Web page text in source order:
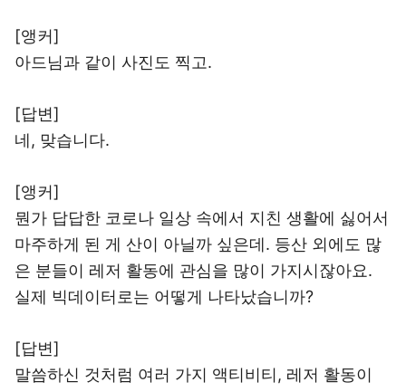
[앵커]
아드님과 같이 사진도 찍고.
[답변]
네, 맞습니다.
[앵커]
뭔가 답답한 코로나 일상 속에서 지친 생활에 싫어서
마주하게 된 게 산이 아닐까 싶은데. 등산 외에도 많
은 분들이 레저 활동에 관심을 많이 가지시잖아요.
실제 빅데이터로는 어떻게 나타났습니까?
[답변]
말씀하신 것처럼 여러 가지 액티비티, 레저 활동이